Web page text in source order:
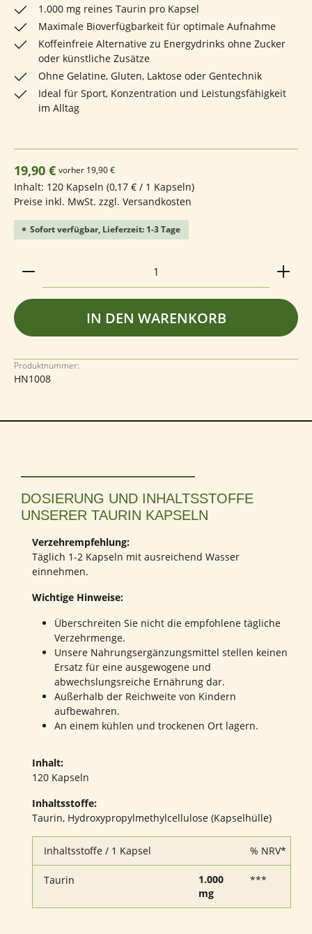
1.000 mg reines Taurin pro Kapsel
Maximale Bioverfügbarkeit für optimale Aufnahme
Koffeinfreie Alternative zu Energydrinks ohne Zucker
oder künstliche Zusätze
Ohne Gelatine, Gluten, Laktose oder Gentechnik
Ideal für Sport, Konzentration und Leistungsfähigkeit
im Alltag
Regulärer Preis:
19,90 € vorher 19,90 €
Inhalt: 120 Kapseln (0,17 € / 1 Kapseln)
Preise inkl. MwSt. zzgl. Versandkosten
Sofort verfügbar, Lieferzeit: 1-3 Tage
Produkt Anzahl: Gib den gewünschten Wert ein
IN DEN WARENKORB
Produktnummer:
HN1008
DOSIERUNG UND INHALTSSTOFFE
UNSERER TAURIN KAPSELN
Verzehrempfehlung:
Täglich 1-2 Kapseln mit ausreichend Wasser
einnehmen.
Wichtige Hinweise:
Überschreiten Sie nicht die empfohlene tägliche
Verzehrmenge.
Unsere Nahrungsergänzungsmittel stellen keinen
Ersatz für eine ausgewogene und
abwechslungsreiche Ernährung dar.
Außerhalb der Reichweite von Kindern
aufbewahren.
An einem kühlen und trockenen Ort lagern.
Inhalt:
120 Kapseln
Inhaltsstoffe:
Taurin, Hydroxypropylmethylcellulose (Kapselhülle)
Inhaltsstoffe / 1 Kapsel % NRV*
Taurin
1.000
mg
***